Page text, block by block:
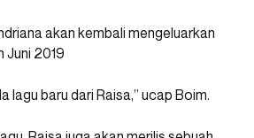
akan kembali mengeluarkan
Juni 2019
lagu baru dari Raisa,” ucap Boim.